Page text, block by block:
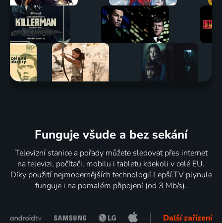
Funguje všude a bez sekání
Televizní stanice a pořady můžete sledovat přes internet
na televizi, počítači, mobilu i tabletu kdekoli v celé EU.
Díky použití nejmodernějších technologií Lepší.TV plynule
funguje i na pomalém připojení (od 3 Mb/s).
Další zařízení